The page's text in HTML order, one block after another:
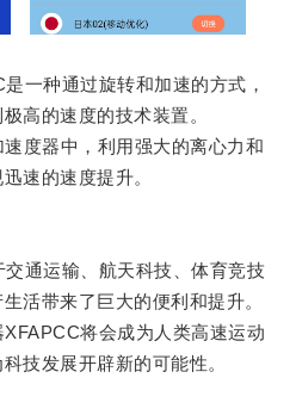
种通过旋转和加速的方式，
高的速度的技术装置。
器中，利用强大的离心力和
速的速度提升。
通运输、航天科技、体育竞技
活带来了巨大的便利和提升。
将会成为人类高速运动
技发展开辟新的可能性。